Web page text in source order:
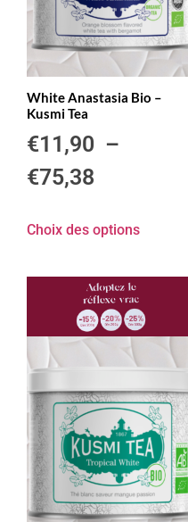
White Anastasia Bio –
Kusmi Tea
€11,90 –
€75,38
Choix des options